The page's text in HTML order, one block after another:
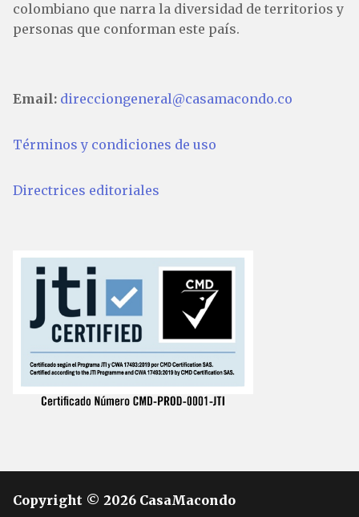
colombiano que narra la diversidad de territorios y
personas que conforman este país.
Email: direcciongeneral@casamacondo.co
Términos y condiciones de uso
Directrices editoriales
Copyright © 2026 CasaMacondo